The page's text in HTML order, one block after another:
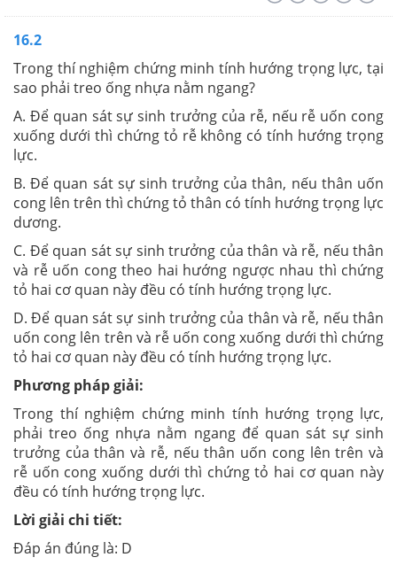
16.2
Trong thí nghiệm chứng minh tính hướng trọng lực, tại
sao phải treo ống nhựa nằm ngang?
A. Để quan sát sự sinh trưởng của rễ, nếu rễ uốn cong
xuống dưới thì chứng tỏ rễ không có tính hướng trọng
lực.
B. Để quan sát sự sinh trưởng của thân, nếu thân uốn
cong lên trên thì chứng tỏ thân có tính hướng trọng lực
dương.
C. Để quan sát sự sinh trưởng của thân và rễ, nếu thân
và rễ uốn cong theo hai hướng ngược nhau thì chứng
tỏ hai cơ quan này đều có tính hướng trọng lực.
D. Để quan sát sự sinh trưởng của thân và rễ, nếu thân
uốn cong lên trên và rễ uốn cong xuống dưới thì chứng
tỏ hai cơ quan này đều có tính hướng trọng lực.
Phương pháp giải:
Trong thí nghiệm chứng minh tính hướng trọng lực,
phải treo ống nhựa nằm ngang để quan sát sự sinh
trưởng của thân và rễ, nếu thân uốn cong lên trên và
rễ uốn cong xuống dưới thì chứng tỏ hai cơ quan này
đều có tính hướng trọng lực.
Lời giải chi tiết:
Đáp án đúng là: D